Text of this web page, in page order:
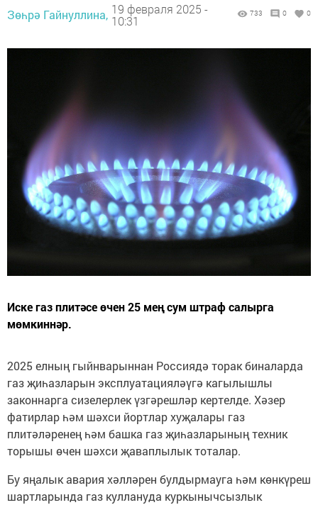
Зөһрә Гайнуллина, 19 февраля 2025 -
10:31
733 0 0
Иске газ плитәсе өчен 25 мең сум штраф салырга
мөмкиннәр.
2025 елның гыйнварыннан Россиядә торак биналарда
газ җиһазларын эксплуатацияләүгә кагылышлы
законнарга сизелерлек үзгәрешләр кертелде. Хәзер
фатирлар һәм шәхси йортлар хуҗалары газ
плитәләренең һәм башка газ җиһазларының техник
торышы өчен шәхси җаваплылык тоталар.
Бу яңалык авария хәлләрен булдырмауга һәм көнкүреш
шартларында газ куллануда куркынычсызлык